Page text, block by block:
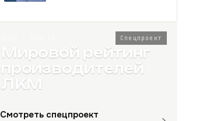
Спецпроект
Мировой рейтинг
производителей
ЛКМ
Смотреть спецпроект